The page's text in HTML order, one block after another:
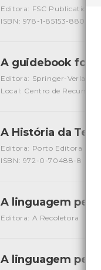
Editora: FSC Publications
ISBN: 978-1-85153-880-5
A guidebook for
Editora: Springer-Verlag
Local: Centro de Recursos
A História da
Editora: Porto Editora
ISBN: 972-0-70488-8
A linguagem
Editora: A Recoletora
A linguagem